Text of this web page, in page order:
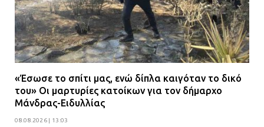
«Έσωσε το σπίτι μας, ενώ δίπλα καιγόταν το δικό
του» Οι μαρτυρίες κατοίκων για τον δήμαρχο
Μάνδρας-Ειδυλλίας
08.08.2026 | 13:03